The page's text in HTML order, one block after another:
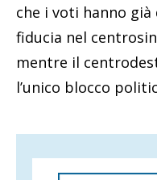
che i voti hanno
fiducia nel
mentre il
l’unico blocco